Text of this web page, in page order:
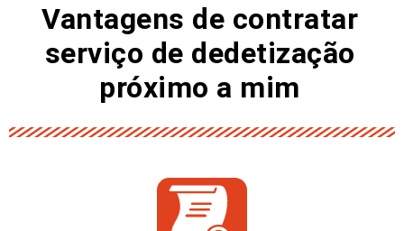
Vantagens de contratar
serviço de dedetização
próximo a mim